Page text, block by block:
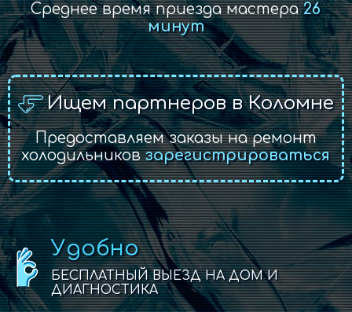
Среднее время приезда мастера26
минут
Ищем партнеров в Коломне
Предоставляем заказы на ремонт
холодильниковзарегистрироваться
Удобно
БЕСПЛАТНЫЙ ВЫЕЗД НА ДОМ И
ДИАГНОСТИКА